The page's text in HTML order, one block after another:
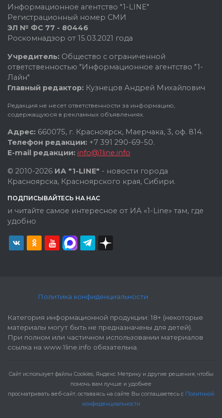
Информационное агентство "1-LINE"
Регистрационный номер СМИ
ЭЛ № ФС 77 - 80446
Роскомнадзор от 15.03.2021 года
Учредитель: Общество с ограниченной
ответственностью "Информационное агентство "1-
Лайн"
Главный редактор: Кузнецов Андрей Михайлович
Редакция не несет ответственности за информацию,
содержащуюся в рекламных объявлениях.
Адрес: 660075, г. Красноярск, Маерчака, 3, оф. 814.
Телефон редакции: +7 391 290-69-50.
E-mail редакции: info@1line.info
© 2010-2026 ИА "1-LINE" - новости города
Красноярска, Красноярского края, Сибири.
ПОДПИСЫВАЙТЕСЬ НА НАС
и читайте самое интересное от ИА «1-Line» там, где
удобно
Политика конфиденциальности
Категория информационной продукции: 18+ (некоторые
материалы могут быть не предназначены для детей).
При полном или частичном использовании материалов
ссылка на www.1line.info обязательна.
Cайт использует файлы Cookies, Яндекс Метрику и другие решения, чтобы
помочь вам лучше и удобнее
просматривать веб-сайт, оставаясь на сайте Вы соглашаетесь с Политикой
конфиденциальности